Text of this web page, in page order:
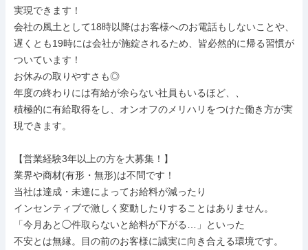
実現できます！
会社の風土として18時以降はお客様へのお電話もしないことや、
遅くとも19時には会社が施錠されるため、皆必然的に帰る習慣が
ついています！
お休みの取りやすさも◎
年度の終わりには有給が余らない社員もいるほど、、
積極的に有給取得をし、オンオフのメリハリをつけた働き方が実
現できます。
【営業経験3年以上の方を大募集！】
業界や商材(有形・無形)は不問です！
当社は達成・未達によってお給料が減ったり
インセンティブで激しく変動したりすることはありません。
「今月あと◯件取らないと給料が下がる…」といった
不安とは無縁。目の前のお客様に誠実に向き合える環境です。